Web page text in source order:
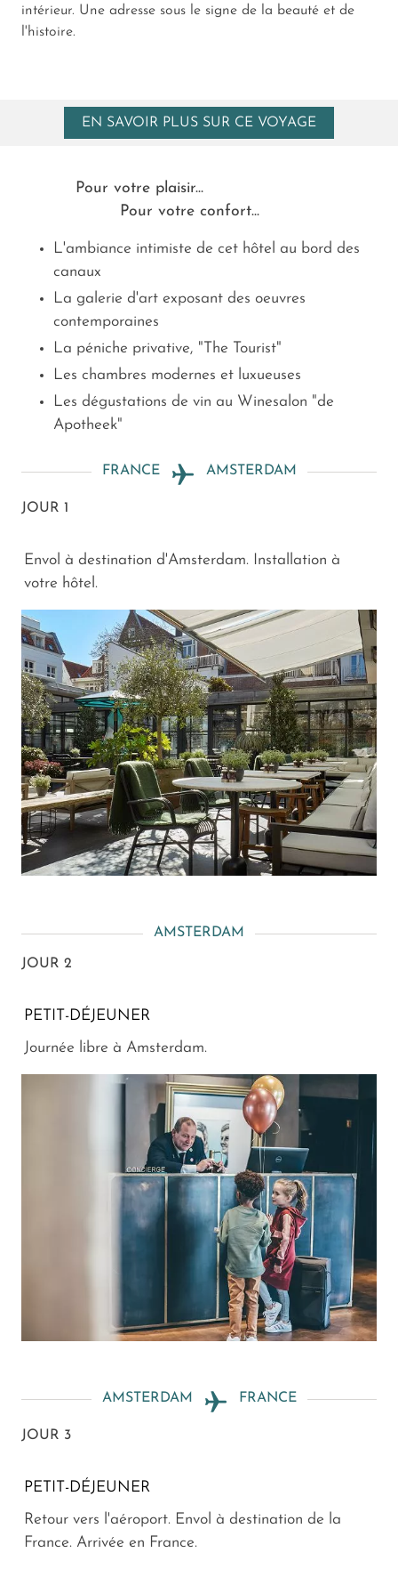
intérieur. Une adresse sous le signe de la beauté et de
l'histoire.
EN SAVOIR PLUS SUR CE VOYAGE
Pour votre plaisir...
Pour votre confort...
L'ambiance intimiste de cet hôtel au bord des
canaux
La galerie d'art exposant des oeuvres
contemporaines
La péniche privative, "The Tourist"
Les chambres modernes et luxueuses
Les dégustations de vin au Winesalon "de
Apotheek"
FRANCE AMSTERDAM
JOUR 1
Envol à destination d'Amsterdam. Installation à
votre hôtel.
AMSTERDAM
JOUR 2
PETIT-DÉJEUNER
Journée libre à Amsterdam.
AMSTERDAM FRANCE
JOUR 3
PETIT-DÉJEUNER
Retour vers l'aéroport. Envol à destination de la
France. Arrivée en France.